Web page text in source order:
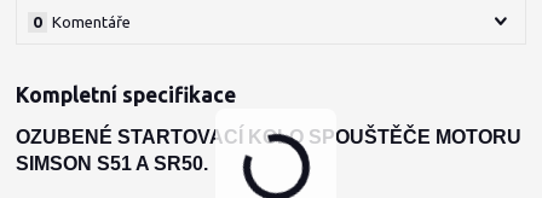
Komentáře
0
Kompletní specifikace
OZUBENÉ STARTOVACÍ KOLO SPOUŠTĚČE MOTORU
SIMSON S51 A SR50.